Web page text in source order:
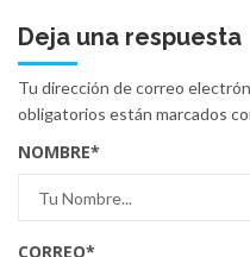
Deja una respuesta
Tu dirección de correo
obligatorios están marcados
NOMBRE*
CORREO*